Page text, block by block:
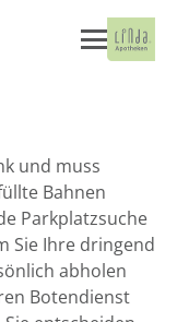
und muss
Bahnen
Parkplatzsuche
Sie Ihre dringend
abholen
Botendienst